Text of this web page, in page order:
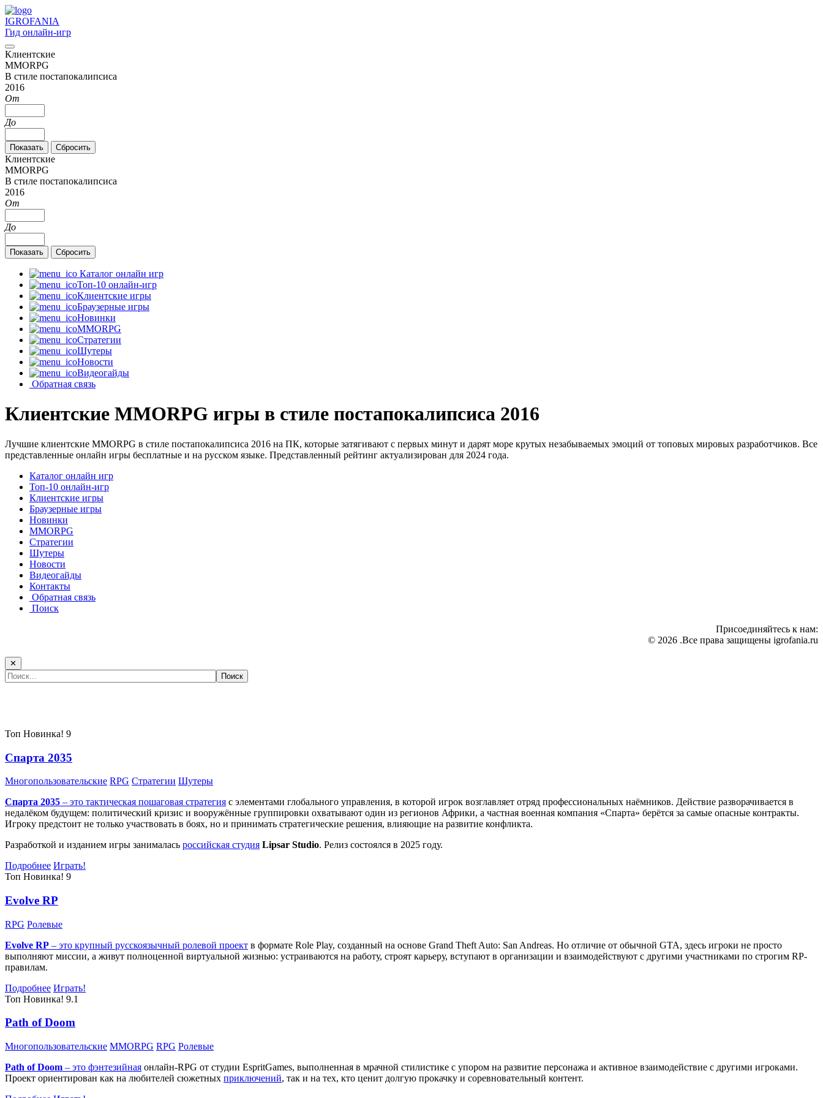
IGROFANIA
Гид онлайн-игр
Клиентские
MMORPG
В стиле постапокалипсиса
2016
От
До
Клиентские
MMORPG
В стиле постапокалипсиса
2016
От
До
Каталог онлайн игр
Топ-10 онлайн-игр
Клиентские игры
Браузерные игры
Новинки
MMORPG
Стратегии
Шутеры
Новости
Видеогайды
Обратная связь
Клиентские MMORPG игры в стиле постапокалипсиса 2016
Лучшие клиентские MMORPG в стиле постапокалипсиса 2016 на ПК, которые затягивают с первых минут и дарят море крутых незабываемых эмоций от топовых мировых разработчиков. Все
представленные онлайн игры бесплатные и на русском языке. Представленный рейтинг актуализирован для 2024 года.
Каталог онлайн игр
Топ-10 онлайн-игр
Клиентские игры
Браузерные игры
Новинки
MMORPG
Стратегии
Шутеры
Новости
Видеогайды
Контакты
Обратная связь
Поиск
Присоединяйтесь к нам:
© 2026 .Все права защищены igrofania.ru
✕
Топ Новинка! 9
Спарта 2035
Многопользовательские RPG Стратегии Шутеры
Спарта 2035 – это тактическая пошаговая стратегия с элементами глобального управления, в которой игрок возглавляет отряд профессиональных наёмников. Действие разворачивается в
недалёком будущем: политический кризис и вооружённые группировки охватывают один из регионов Африки, а частная военная компания «Спарта» берётся за самые опасные контракты.
Игроку предстоит не только участвовать в боях, но и принимать стратегические решения, влияющие на развитие конфликта.
Разработкой и изданием игры занималась российская студия Lipsar Studio. Релиз состоялся в 2025 году.
Подробнее Играть!
Топ Новинка! 9
Evolve RP
RPG Ролевые
Evolve RP – это крупный русскоязычный ролевой проект в формате Role Play, созданный на основе Grand Theft Auto: San Andreas. Но отличие от обычной GTA, здесь игроки не просто
выполняют миссии, а живут полноценной виртуальной жизнью: устраиваются на работу, строят карьеру, вступают в организации и взаимодействуют с другими участниками по строгим RP-
правилам.
Подробнее Играть!
Топ Новинка! 9.1
Path of Doom
Многопользовательские MMORPG RPG Ролевые
Path of Doom – это фэнтезийная онлайн-RPG от студии EspritGames, выполненная в мрачной стилистике с упором на развитие персонажа и активное взаимодействие с другими игроками.
Проект ориентирован как на любителей сюжетных приключений, так и на тех, кто ценит долгую прокачку и соревновательный контент.